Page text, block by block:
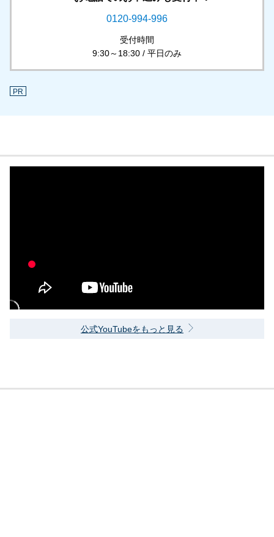
0120-994-996
受付時間
9:30～18:30 / 平日のみ
PR
公式YouTubeをもっと見る